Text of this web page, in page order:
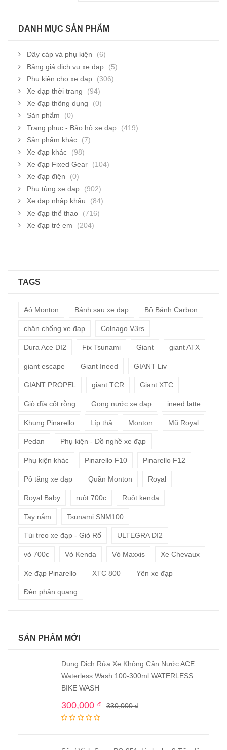
DANH MỤC SẢN PHẨM
Dây cáp và phụ kiện
(6)
Bảng giá dịch vụ xe đạp
(5)
Phụ kiện cho xe đạp
(306)
Xe đạp thời trang
(94)
Xe đạp thông dụng
(0)
Sản phẩm
(0)
Trang phục - Bảo hộ xe đạp
(419)
Sản phẩm khác
(7)
Xe đạp khác
(98)
Xe đạp Fixed Gear
(104)
Xe đạp điện
(0)
Phụ tùng xe đạp
(902)
Xe đạp nhập khẩu
(84)
Xe đạp thể thao
(716)
Xe đạp trẻ em
(204)
TAGS
Aó Monton Bánh sau xe đạp Bộ Bánh Carbon
chân chống xe đạp Colnago V3rs
Dura Ace DI2 Fix Tsunami Giant giant ATX
giant escape Giant Ineed GIANT Liv
GIANT PROPEL giant TCR Giant XTC
Giò đĩa cốt rỗng Gọng nước xe đạp ineed latte
Khung Pinarello Líp thả Monton Mũ Royal
Pedan Phụ kiện - Đồ nghề xe đạp
Phụ kiện khác Pinarello F10 Pinarello F12
Pô tăng xe đạp Quần Monton Royal
Royal Baby ruột 700c Ruột kenda
Tay nắm Tsunami SNM100
Túi treo xe đạp - Giỏ Rổ ULTEGRA DI2
vỏ 700c Vỏ Kenda Vỏ Maxxis Xe Chevaux
Xe đạp Pinarello XTC 800 Yên xe đạp
Đèn phản quang
SẢN PHẨM MỚI
Dung Dịch Rửa Xe Không Cần Nước ACE
Waterless Wash 100-300ml WATERLESS
BIKE WASH
330,000₫
300,000 ₫